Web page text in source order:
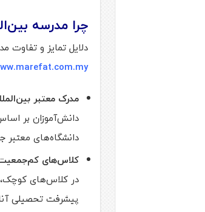
چرا مدرسه
دلایل تمایز و
مدرک معتبر
دانش‌آموزان بر
دانشگاه‌های معتبر
کلاس‌های
در کلاس‌های کوچک،
پیشرفت تحصیلی